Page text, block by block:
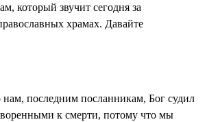
который звучит сегодня за
храмах. Давайте
последним посланникам, Бог судил
к смерти, потому что мы